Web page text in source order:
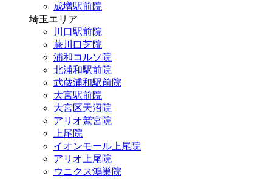
成増駅前院
埼玉エリア
川口駅前院
蕨川口芝院
浦和コルソ院
北浦和駅前院
武蔵浦和駅前院
大宮駅前院
大宮区天沼院
アリオ鷲宮院
上尾院
イオンモール上尾院
アリオ上尾院
ウニクス鴻巣院